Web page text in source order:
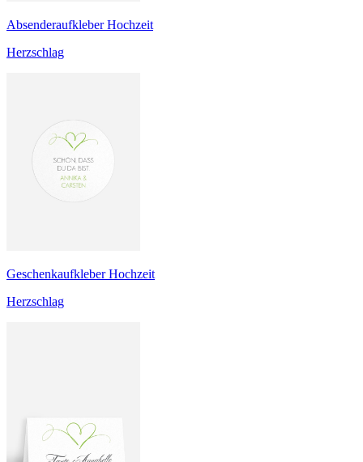
Absenderaufkleber Hochzeit
Herzschlag
Geschenkaufkleber Hochzeit
Herzschlag